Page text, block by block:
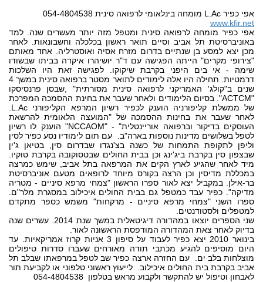
אפי כפיר L.Ac מומחה בינלאומי לרפואה סינית 054-4804538
www.kfir.net
אפי כפיר מומחה לרפואה סינית ומטפל מזה יותר מעשרים שנה. למד
באוניברסיטת תל אביב וסיים תואר ראשון בכלכלה וחשבונאות. לאחר
מכן יצא למסע בן שנתיים בדרום מזרח אסיה ואוסטרליה. אחד מאותם
"צירופי מקרים" הייתה הפגישה עם ד"ר יושיהרו איקדה בביתו שבשודו
שימה - אי בים היפני בקרבת שיקוקו. לפגישה זאת היו השלכות
דרמטיות. תחילה היו אלה לימודים לתואר מסטר ברפואה סינית במשך 4
שנים ב"קולג' האמריקני לרפואה סינית מסורתית" ,שבסן פרנסיסקו
"ACTCM". בסיום הלימודים ולאחר שעבר את בחינת ההסמכה המפרכת
לאחר שעבר את בחינות ההסמכה של "המועצה הלאומית להרשאת
העוסקים בדיקור וברפואה אוריינטלית" - "NCCAOM" הוענק לו רשיון
לטפל בשלושים מדינות נוספות בארה"ב. עם תום לימודיו נסע כפיר לסין
וליפן לתקופת התמחות של כשנה בצ'נגדו שבדרום סין, בטיאן ג'ין
שבצפון סין בקרבת ביג'ינג וכן בבית החולים שבטסוקובה בקרבת טוקיו.
מיד לאחר שהגיע לארץ הקים את המרפאה בתל אביב, שימש כמרצה
במכללת מדיסין וכן הרצה בקורס מיוחד לרופאים מטעם אוניברסיטת
בר-אילן. במקביל יצא לאור ספרו הראשון "צמחי מרפא סיניים - מטריה
מדיקה". כפיר עבד כמטפל גם בבית החולים איכילוב במסגרת מלר"ם.
ספרו השני "צמחי מרפא סיניים - מרקחות" משמש כספר מתקדם
למטפלים ולסטודנטים.
שני הספרים יוצאו במהדורה דיגיטאלית במשך שנת 2014. עשרים שנה
בדיוק לאחר צאת המהדורה המודפסת הראשונה לאור.
בינואר 2010 יצא כפיר לעבוד על סיפון 3 אניות קרוז אמריקאיות. עד
היום מוסיפים להגיע מכתבי תודה מאורחים שעברו סדרות טיפולים
מוצלחות בלב ים. עם החזרה ארצה כפיר שב לטפל במרפאתו שבלב תל
אביב בקרבת בית החולים איכילוב. לייעוץ ראשוני טלפוני או לקביעת תור
לאבחון וטיפול יש להתקשר ולקבוע מראש בטלפון 054-4804538